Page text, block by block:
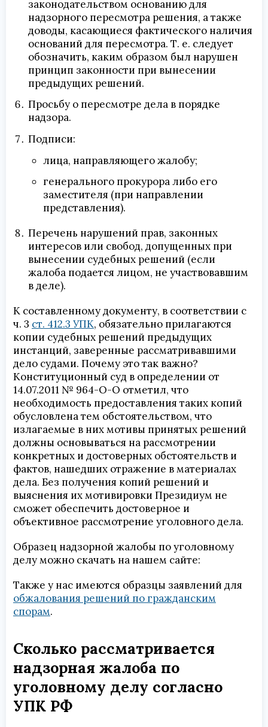
законодательством основанию для
надзорного пересмотра решения, а также
доводы, касающиеся фактического наличия
оснований для пересмотра. Т. е. следует
обозначить, каким образом был нарушен
принцип законности при вынесении
предыдущих решений.
Просьбу о пересмотре дела в порядке
надзора.
Подписи:
лица, направляющего жалобу;
генерального прокурора либо его
заместителя (при направлении
представления).
Перечень нарушений прав, законных
интересов или свобод, допущенных при
вынесении судебных решений (если
жалоба подается лицом, не участвовавшим
в деле).
К составленному документу, в соответствии с
ч. 3 ст. 412.3 УПК, обязательно прилагаются
копии судебных решений предыдущих
инстанций, заверенные рассматривавшими
дело судами. Почему это так важно?
Конституционный суд в определении от
14.07.2011 № 964-О-О отметил, что
необходимость предоставления таких копий
обусловлена тем обстоятельством, что
излагаемые в них мотивы принятых решений
должны основываться на рассмотрении
конкретных и достоверных обстоятельств и
фактов, нашедших отражение в материалах
дела. Без получения копий решений и
выяснения их мотивировки Президиум не
сможет обеспечить достоверное и
объективное рассмотрение уголовного дела.
Образец надзорной жалобы по уголовному
делу можно скачать на нашем сайте:
Также у нас имеются образцы заявлений для
обжалования решений по гражданским
спорам.
Сколько рассматривается
надзорная жалоба по
уголовному делу согласно
УПК РФ